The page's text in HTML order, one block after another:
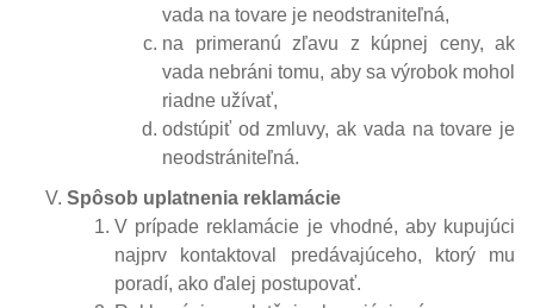
vada na tovare je neodstraniteľná,
na primeranú zľavu z kúpnej ceny, ak
vada nebráni tomu, aby sa výrobok mohol
riadne užívať,
odstúpiť od zmluvy, ak vada na tovare je
neodstrániteľná.
Spôsob uplatnenia reklamácie
V prípade reklamácie je vhodné, aby kupujúci
najprv kontaktoval predávajúceho, ktorý mu
poradí, ako ďalej postupovať.